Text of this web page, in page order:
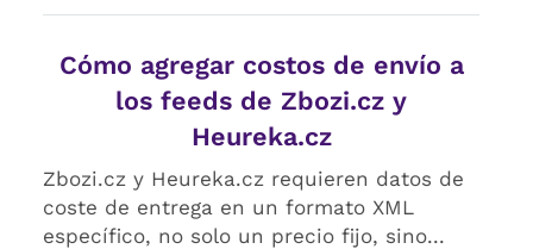
Cómo agregar costos de envío a
los feeds de Zbozi.cz y
Heureka.cz
Zbozi.cz y Heureka.cz requieren datos de
coste de entrega en un formato XML
específico, no solo un precio fijo, sino...